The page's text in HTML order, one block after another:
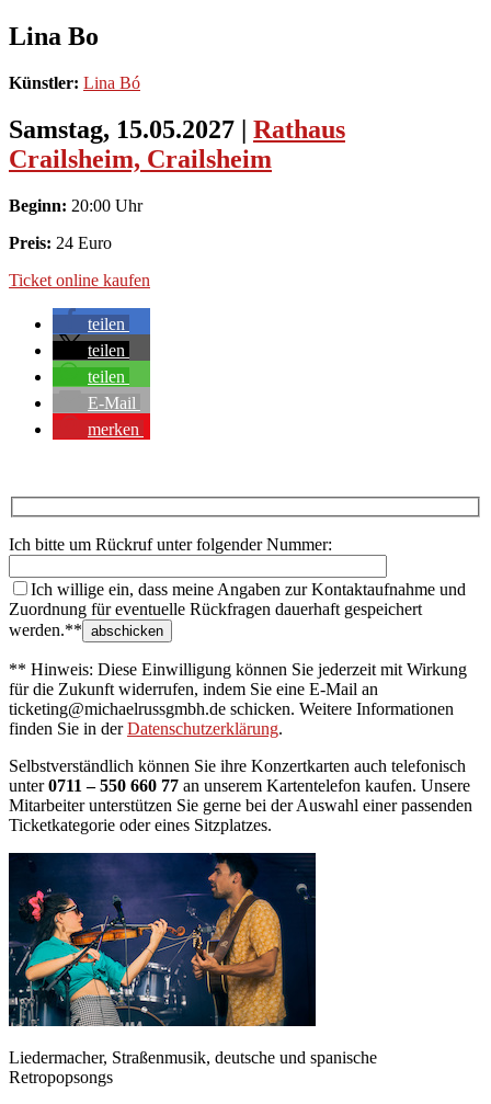
Lina Bo
Künstler: Lina Bó
Samstag, 15.05.2027 | Rathaus
Crailsheim, Crailsheim
Beginn: 20:00 Uhr
Preis: 24 Euro
Ticket online kaufen
teilen
teilen
teilen
E-Mail
merken
Ich bitte um Rückruf unter folgender Nummer:
Ich willige ein, dass meine Angaben zur Kontaktaufnahme und
Zuordnung für eventuelle Rückfragen dauerhaft gespeichert
werden.**
** Hinweis: Diese Einwilligung können Sie jederzeit mit Wirkung
für die Zukunft widerrufen, indem Sie eine E-Mail an
ticketing@michaelrussgmbh.de schicken. Weitere Informationen
finden Sie in derDatenschutzerklärung.
Selbstverständlich können Sie ihre Konzertkarten auch telefonisch
unter0711 – 550 660 77 an unserem Kartentelefon kaufen. Unsere
Mitarbeiter unterstützen Sie gerne bei der Auswahl einer passenden
Ticketkategorie oder eines Sitzplatzes.
Liedermacher, Straßenmusik, deutsche und spanische
Retropopsongs